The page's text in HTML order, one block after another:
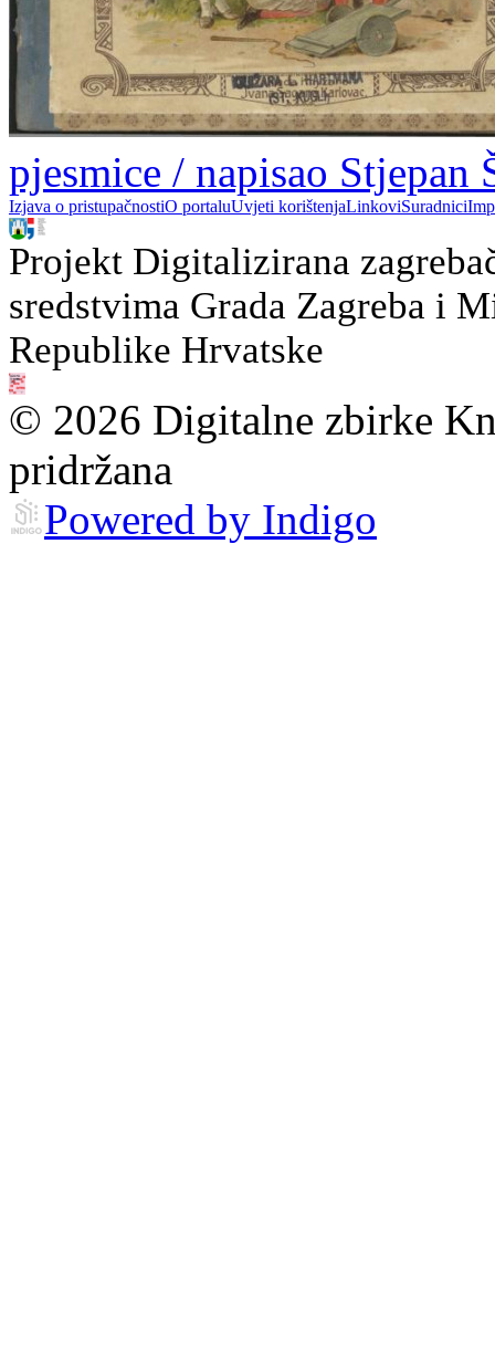
pjesmice / napisao Stjepan
Izjava o pristupačnostiO portaluUvjeti korištenjaLinkoviSuradnici
Projekt Digitalizirana
sredstvima Grada Zagreba i
Republike Hrvatske
© 2026 Digitalne zbirke
pridržana
Powered by Indigo